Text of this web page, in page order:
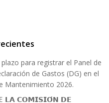
para registrar el Panel de
de Gastos (DG) en el
Mantenimiento 2026.
𝗖𝗢𝗠𝗜𝗦𝗜𝗢́𝗡 𝗗𝗘